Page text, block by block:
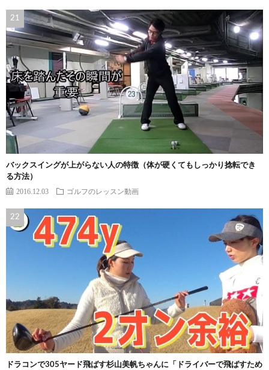
バックスイングが上がらない人の特徴（体が硬くてもしっかり捻転でき
る方法）
2016.12.03 ゴルフのレッスン動画
ドラコンで305ヤード飛ばす杉山美帆ちゃんに「ドライバーで飛ばすため